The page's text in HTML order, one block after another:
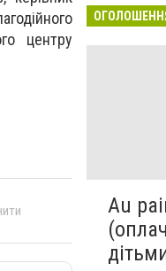
центру
Au